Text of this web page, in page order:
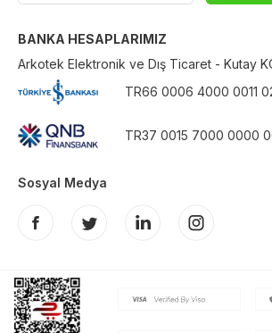
BANKA HESAPLARIMIZ
Arkotek Elektronik ve Dış Ticaret - Kutay
TR66 0006 4000 0011
TR37 0015 7000 0000
Sosyal Medya